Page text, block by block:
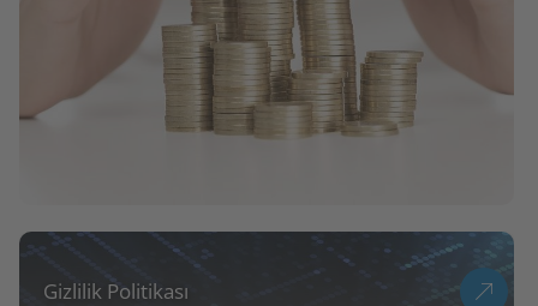
Gizlilik Politikası